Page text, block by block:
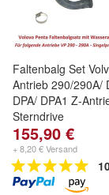
Faltenbalg Set
Antrieb 290/290A/
DPA/ DPA1 Z-
Sterndrive
155,90 €
+ 8,20 € Versand